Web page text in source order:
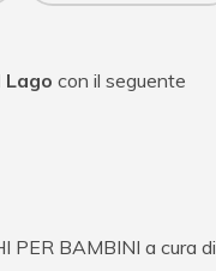
Lago con il seguente
PER BAMBINI a cura di